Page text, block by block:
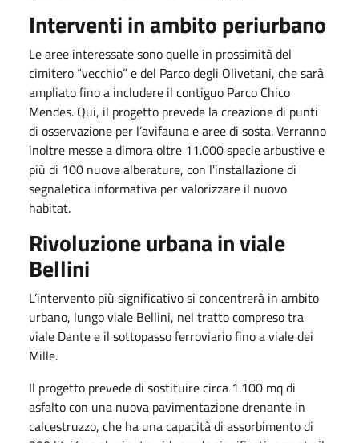
Interventi in ambito periurbano
Le aree interessate sono quelle in prossimità del
cimitero “vecchio” e del Parco degli Olivetani, che sarà
ampliato fino a includere il contiguo Parco Chico
Mendes. Qui, il progetto prevede la creazione di punti
di osservazione per l’avifauna e aree di sosta. Verranno
inoltre messe a dimora oltre 11.000 specie arbustive e
più di 100 nuove alberature, con l'installazione di
segnaletica informativa per valorizzare il nuovo
habitat.
Rivoluzione urbana in viale
Bellini
L’intervento più significativo si concentrerà in ambito
urbano, lungo viale Bellini, nel tratto compreso tra
viale Dante e il sottopasso ferroviario fino a viale dei
Mille.
Il progetto prevede di sostituire circa 1.100 mq di
asfalto con una nuova pavimentazione drenante in
calcestruzzo, che ha una capacità di assorbimento di